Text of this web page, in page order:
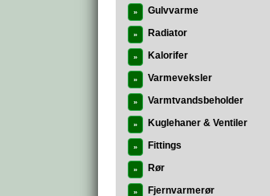
» Gulvvarme
» Radiator
» Kalorifer
» Varmeveksler
» Varmtvandsbeholder
» Kuglehaner & Ventiler
» Fittings
» Rør
» Fjernvarmerør